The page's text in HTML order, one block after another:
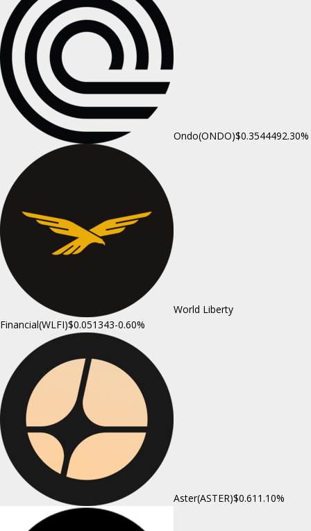
Ondo(ONDO)$0.3544492.30%
World Liberty
Financial(WLFI)$0.051343-0.60%
Aster(ASTER)$0.61 1.10%